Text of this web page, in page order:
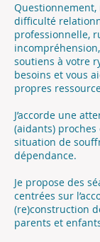
Questionnement,
difficulté
professionnelle,
soutiens à votre
besoins et vous
propres
J’accorde une
(aidants)
situation de
dépendance.
Je propose des
centrées sur
(re)construction
parents et